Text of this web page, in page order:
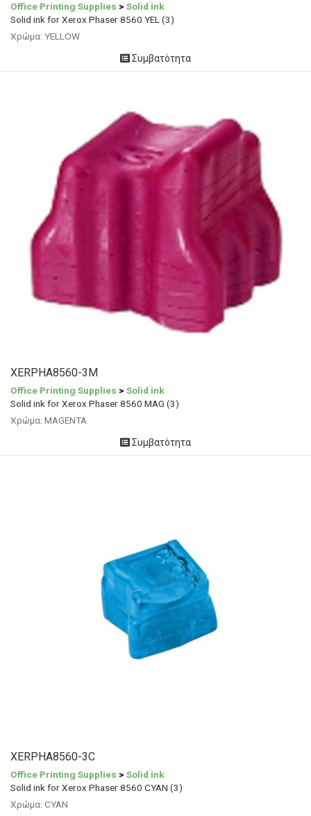
Office Printing Supplies > Solid ink
Solid ink for Xerox Phaser 8560 YEL (3)
Χρώμα: YELLOW
Συμβατότητα
XERPHA8560-3M
Office Printing Supplies > Solid ink
Solid ink for Xerox Phaser 8560 MAG (3)
Χρώμα: MAGENTA
Συμβατότητα
XERPHA8560-3C
Office Printing Supplies > Solid ink
Solid ink for Xerox Phaser 8560 CYAN (3)
Χρώμα: CYAN